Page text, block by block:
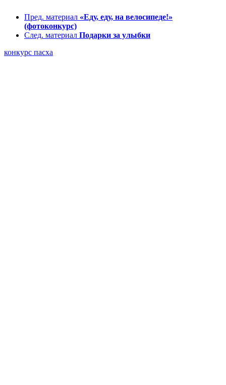
Пред. материал «Еду, еду, на велосипеде!»
(фотоконкурс)
След. материал Подарки за улыбки
конкурс пасха